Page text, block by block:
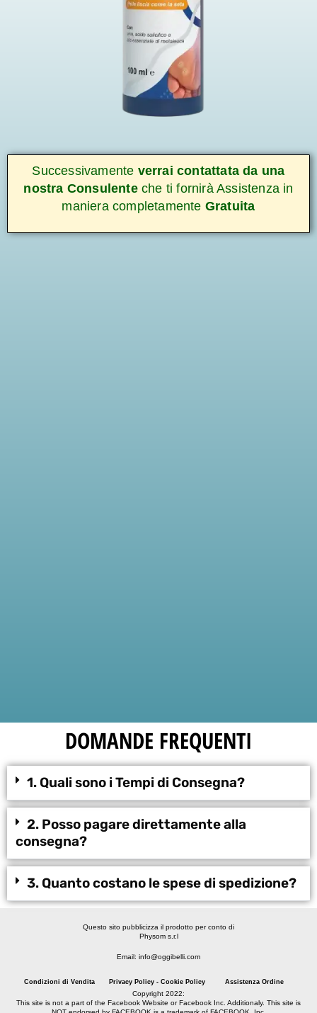
Successivamente verrai contattata da una
nostra Consulenteche ti fornirà Assistenza in
maniera completamente Gratuita
DOMANDE FREQUENTI
1. Quali sono i Tempi di Consegna?
2. Posso pagare direttamente alla
consegna?
3. Quanto costano le spese di spedizione?
Questo sito pubblicizza il prodotto per conto di
Physom s.r.l
Email: info@oggibelli.com
Condizioni di Vendita Privacy Policy - Cookie Policy Assistenza Ordine
Copyright 2022:
This site is not a part of the Facebook Website or Facebook Inc. Additionaly. This site is